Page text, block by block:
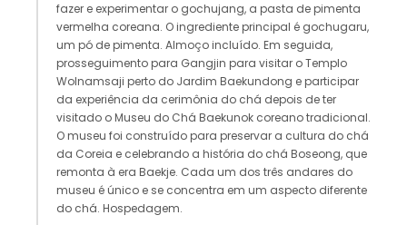
fazer e experimentar o gochujang, a pasta de pimenta
vermelha coreana. O ingrediente principal é gochugaru,
um pó de pimenta. Almoço incluído. Em seguida,
prosseguimento para Gangjin para visitar o Templo
Wolnamsaji perto do Jardim Baekundong e participar
da experiência da cerimônia do chá depois de ter
visitado o Museu do Chá Baekunok coreano tradicional.
O museu foi construído para preservar a cultura do chá
da Coreia e celebrando a história do chá Boseong, que
remonta à era Baekje. Cada um dos três andares do
museu é único e se concentra em um aspecto diferente
do chá. Hospedagem.